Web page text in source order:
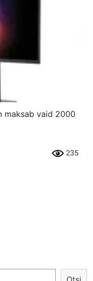
maksab vaid 2000
235